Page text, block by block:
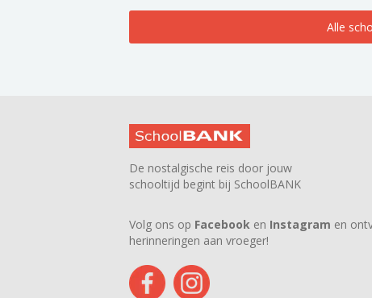
Alle
De nostalgische reis door jouw
schooltijd begint bij SchoolBANK
Volg ons op Facebook en Instagram en
herinneringen aan vroeger!